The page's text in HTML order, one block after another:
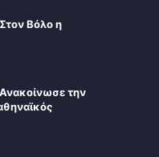
Βόλο η
την